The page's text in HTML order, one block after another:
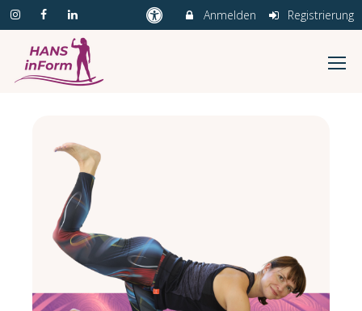
Anmelden Registrierung